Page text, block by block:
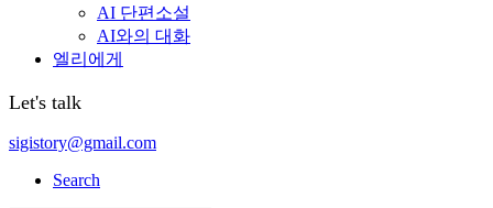
AI 단편소설
AI와의 대화
엘리에게
Let's talk
sigistory@gmail.com
Search